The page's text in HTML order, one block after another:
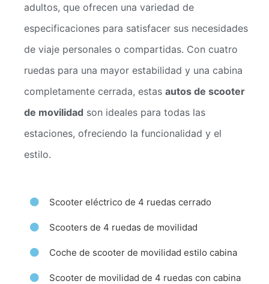
adultos, que ofrecen una variedad de
especificaciones para satisfacer sus necesidades
de viaje personales o compartidas. Con cuatro
ruedas para una mayor estabilidad y una cabina
completamente cerrada, estas autos de scooter
de movilidad son ideales para todas las
estaciones, ofreciendo la funcionalidad y el
estilo.
Scooter eléctrico de 4 ruedas cerrado
Scooters de 4 ruedas de movilidad
Coche de scooter de movilidad estilo cabina
Scooter de movilidad de 4 ruedas con cabina